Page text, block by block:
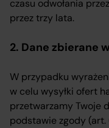
czasu odwołania
przez trzy lata.
2. Dane zbierane
W przypadku
w celu wysyłki ofert
przetwarzamy Twoje
podstawie zgody (art.